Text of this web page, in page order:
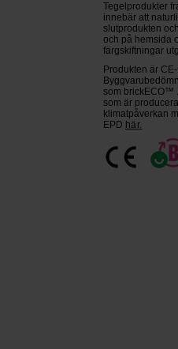
Tegelprodukter
innebär att
slutprodukten
och på hemsida
färgskiftningar
Produkten är
som brickECO™
som är
klimatpåverkan
EPD här.